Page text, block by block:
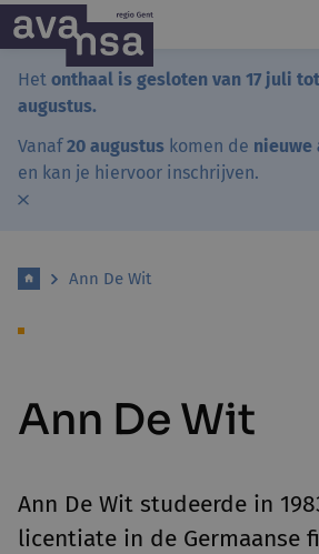
Het onthaal is gesloten van 17 juli
augustus.
Vanaf20 augustus komen de
en kan je hiervoor inschrijven.
Ann De Wit
Ann De Wit
Ann De Wit studeerde in
licentiate in de Germaanse